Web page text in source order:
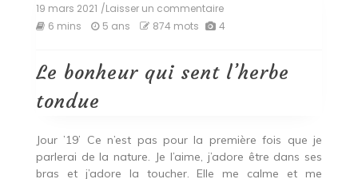
19 mars 2021 /Laisser un commentaireon
Le
sent
l’herbe
6 mins 5 ans 874 mots 4
Le bonheur qui sent l’herbe
tondue
Jour ’19’ Ce n’est pas pour la première fois que je
parlerai de la nature. Je l’aime, j’adore être dans ses
bras et j’adore la toucher. Elle me calme et me